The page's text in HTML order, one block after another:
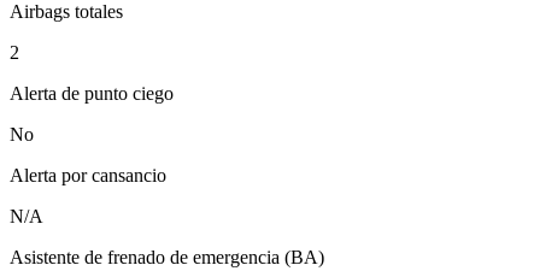
Airbags totales
2
Alerta de punto ciego
No
Alerta por cansancio
N/A
Asistente de frenado de emergencia (BA)